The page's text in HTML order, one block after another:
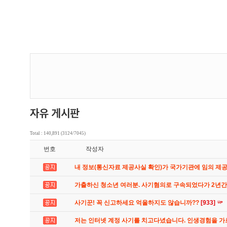
Total : 140,891 (3124/7045)
번호 작성자
내 정보(통신자료 제공사실 확인)가 국가기관에 임의 제
가출하신 청소년 여러분. 사기혐의로 구속되었다가 2년
사기꾼! 꼭 신고하세요 억울하지도 않습니까?? [933]
저는 인터넷 계정 사기를 치고다녔습니다. 인생경험을